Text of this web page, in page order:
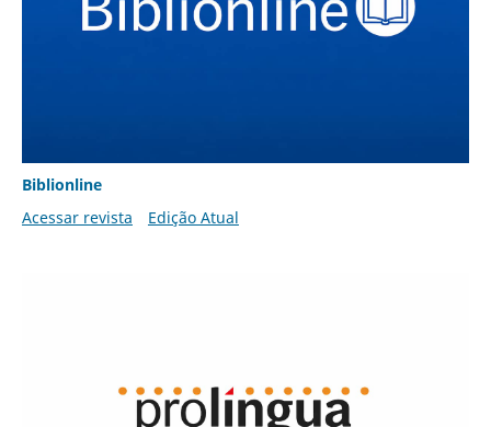
Biblionline
Acessar revista
Edição Atual